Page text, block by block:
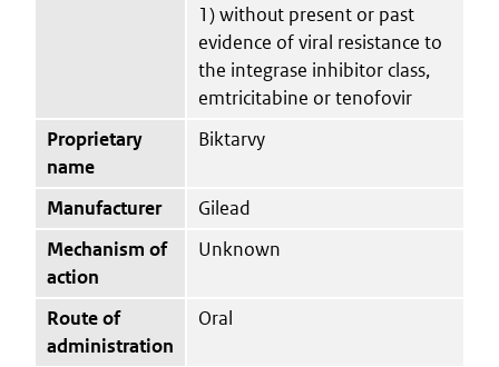
1) without present or past
evidence of viral resistance to
the integrase inhibitor class,
emtricitabine or tenofovir
Proprietary
name
Biktarvy
Manufacturer
Gilead
Mechanism of
action
Unknown
Route of
administration
Oral